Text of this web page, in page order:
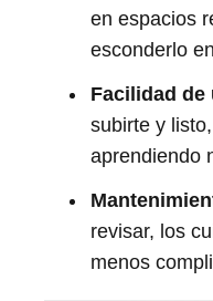
en espacios
esconderlo
Facilidad de
subirte y
aprendiendo
revisar, los
menos